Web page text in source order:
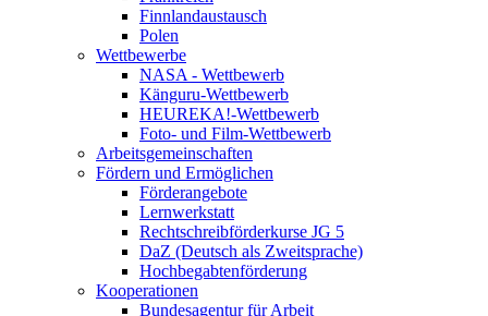
Finnlandaustausch
Polen
Wettbewerbe
NASA - Wettbewerb
Känguru-Wettbewerb
HEUREKA!-Wettbewerb
Foto- und Film-Wettbewerb
Arbeitsgemeinschaften
Fördern und Ermöglichen
Förderangebote
Lernwerkstatt
Rechtschreibförderkurse JG 5
DaZ (Deutsch als Zweitsprache)
Hochbegabtenförderung
Kooperationen
Bundesagentur für Arbeit